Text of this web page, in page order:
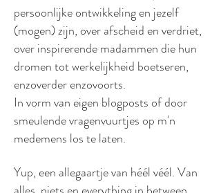
persoonlijke ontwikkeling en jezelf
(mogen) zijn, over afscheid en verdriet,
over inspirerende madammen die hun
dromen tot werkelijkheid boetseren,
enzoverder enzovoorts.
In vorm van eigen blogposts of door
smeulende vragenvuurtjes op m'n
medemens los te laten.
Yup, een allegaartje van héél véél. Van